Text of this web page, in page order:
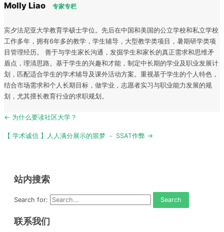
Molly Liao 专家专栏
宾夕法尼亚大学教育学硕士学位。先后在中国和美国的公立学校和私立学校
工作多年，拥有6年多的教学，学生辅导，大型教学类项目，暑期研学类项
目管理经历。 善于与学生家长沟通，发掘学生和家长的真正需求和思维矛
盾点，理清思路。基于学生的兴趣和才能，制定中长期的学业及职业发展计
划，匹配适合学生的学术辅导及课外活动方案。重视基于学生的个人特色，
结合市场需求和个人长期目标，做学业，志愿者实习与职业能力发展的规
划，尤其擅长教育行业的求职规划。
Post
← 为什么要读社区大学？
【 学术诚信 】人人满分展示的噩梦 － SSAT作弊 →
站内搜索
Search for:
联系我们